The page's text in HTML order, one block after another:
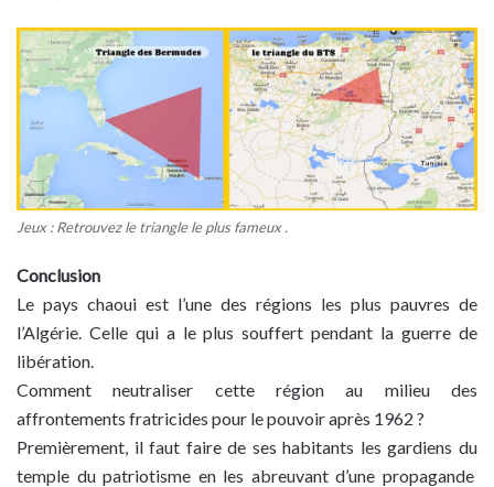
Jeux : Retrouvez le triangle le plus fameux .
Conclusion
Le pays chaoui est l’une des régions les plus pauvres de
l’Algérie. Celle qui a le plus souffert pendant la guerre de
libération.
Comment neutraliser cette région au milieu des
affrontements fratricides pour le pouvoir après 1962 ?
Premièrement, il faut faire de ses habitants les gardiens du
temple du patriotisme en les abreuvant d’une propagande